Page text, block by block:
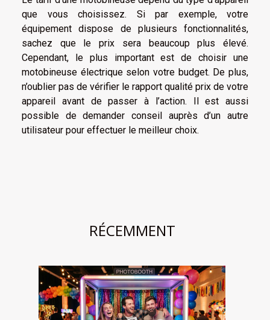
que vous choisissez. Si par exemple, votre
équipement dispose de plusieurs fonctionnalités,
sachez que le prix sera beaucoup plus élevé.
Cependant, le plus important est de choisir une
motobineuse électrique selon votre budget. De plus,
n’oublier pas de vérifier le rapport qualité prix de votre
appareil avant de passer à l’action. Il est aussi
possible de demander conseil auprès d’un autre
utilisateur pour effectuer le meilleur choix.
RÉCEMMENT